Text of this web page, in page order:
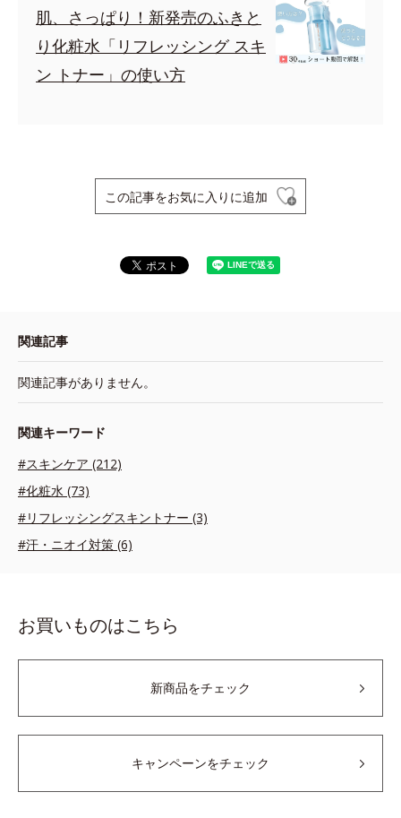
肌、さっぱり！新発売のふきと
り化粧水「リフレッシング スキ
ン トナー」の使い方
この記事をお気に入りに追加
関連記事
関連記事がありません。
関連キーワード
#スキンケア (212)
#化粧水 (73)
#リフレッシングスキントナー (3)
#汗・ニオイ対策 (6)
お買いものはこちら
新商品をチェック
キャンペーンをチェック